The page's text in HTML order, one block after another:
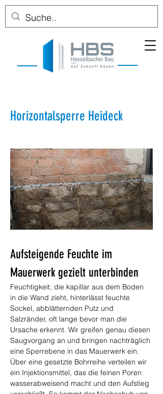
Horizontalsperre Heideck
Aufsteigende Feuchte im
Mauerwerk gezielt unterbinden
Feuchtigkeit, die kapillar aus dem Boden
in die Wand zieht, hinterlässt feuchte
Sockel, abblätternden Putz und
Salzränder, oft lange bevor man die
Ursache erkennt. Wir greifen genau diesen
Saugvorgang an und bringen nachträglich
eine Sperrebene in das Mauerwerk ein.
Über eine gesetzte Bohrreihe verteilen wir
ein Injektionsmittel, das die feinen Poren
wasserabweisend macht und den Aufstieg